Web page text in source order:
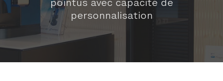
pointus avec capacité de
personnalisation